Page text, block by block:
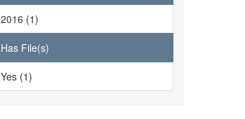
2016 (1)
Has File(s)
Yes (1)